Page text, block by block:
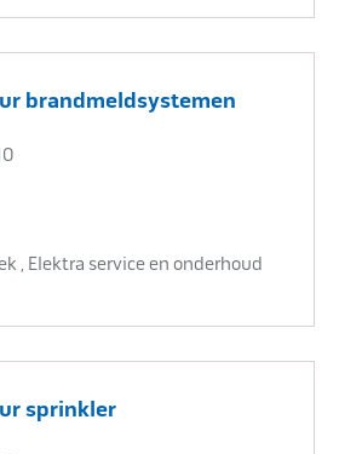
brandmeldsystemen
, Elektra service en onderhoud
sprinkler